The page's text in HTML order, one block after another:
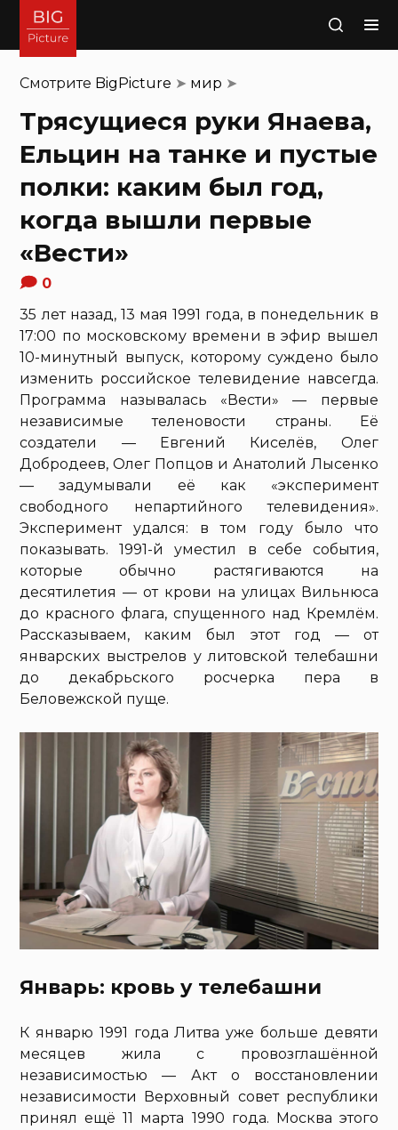
Поиск
Смотрите BigPicture ➤ мир ➤
Трясущиеся руки Янаева,
Ельцин на танке и пустые
полки: каким был год,
когда вышли первые
«Вести»
0
35 лет назад, 13 мая 1991 года, в понедельник в
17:00 по московскому времени в эфир вышел
10-минутный выпуск, которому суждено было
изменить российское телевидение навсегда.
Программа называлась «Вести» — первые
независимые теленовости страны. Её
создатели — Евгений Киселёв, Олег
Добродеев, Олег Попцов и Анатолий Лысенко
— задумывали её как «эксперимент
свободного непартийного телевидения».
Эксперимент удался: в том году было что
показывать. 1991-й уместил в себе события,
которые обычно растягиваются на
десятилетия — от крови на улицах Вильнюса
до красного флага, спущенного над Кремлём.
Рассказываем, каким был этот год — от
январских выстрелов у литовской телебашни
до декабрьского росчерка пера в
Беловежской пуще.
Январь: кровь у телебашни
К январю 1991 года Литва уже больше девяти
месяцев жила с провозглашённой
независимостью — Акт о восстановлении
независимости Верховный совет республики
принял ещё 11 марта 1990 года. Москва этого